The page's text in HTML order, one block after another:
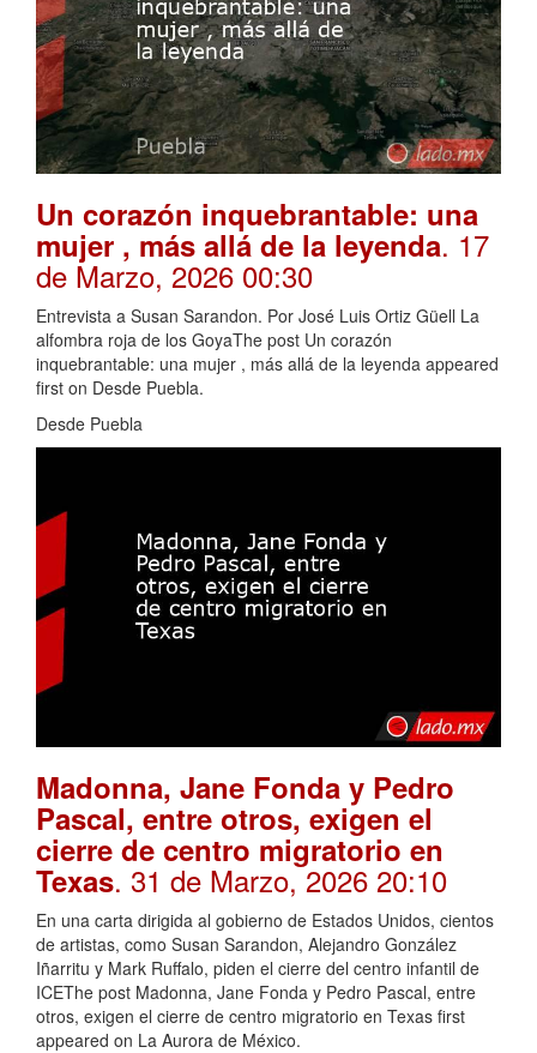
Un corazón inquebrantable: una
mujer , más allá de la leyenda. 17
de Marzo, 2026 00:30
Entrevista a Susan Sarandon. Por José Luis Ortiz Güell La
alfombra roja de los GoyaThe post Un corazón
inquebrantable: una mujer , más allá de la leyenda appeared
first on Desde Puebla.
Desde Puebla
Madonna, Jane Fonda y Pedro
Pascal, entre otros, exigen el
cierre de centro migratorio en
Texas. 31 de Marzo, 2026 20:10
En una carta dirigida al gobierno de Estados Unidos, cientos
de artistas, como Susan Sarandon, Alejandro González
Iñarritu y Mark Ruffalo, piden el cierre del centro infantil de
ICEThe post Madonna, Jane Fonda y Pedro Pascal, entre
otros, exigen el cierre de centro migratorio en Texas first
appeared on La Aurora de México.